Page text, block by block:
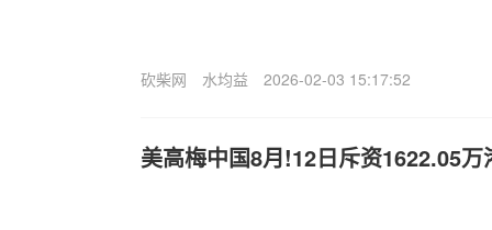
砍柴网 水均益 2026-02-03 15:17:52
美高梅中国8月!12日斥资1622.05